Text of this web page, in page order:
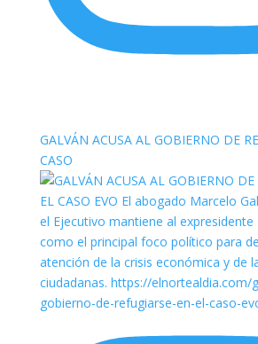
GALVÁN ACUSA AL GOBIERNO DE
CASO